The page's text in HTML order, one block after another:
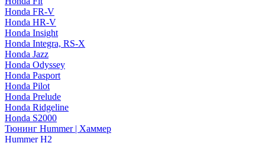
Honda FR-V
Honda HR-V
Honda Insight
Honda Integra, RS-X
Honda Jazz
Honda Odyssey
Honda Pasport
Honda Pilot
Honda Prelude
Honda Ridgeline
Honda S2000
Тюнинг Hummer | Хаммер
Hummer H2